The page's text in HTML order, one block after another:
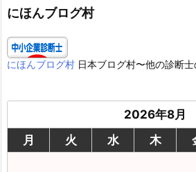
ー
にほんブログ村
にほんブログ村 日本ブログ村〜他の診断
2026年8月
月
火 水 木